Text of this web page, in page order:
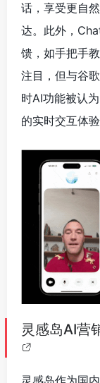
话，享受更自
达。此外，
馈，如手把手
注目，但与谷
时AI功能被认
的实时交互体
灵感岛AI营
灵感岛作为国内